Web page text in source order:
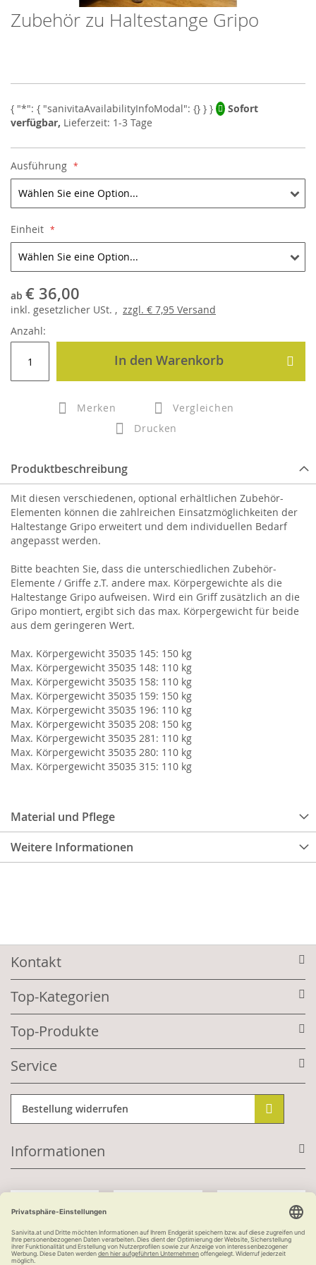
Skip
to
the
images
gallery
Zubehör zu Haltestange Gripo
Sofort
verfügbar, Lieferzeit: 1-3 Tage
Ausführung
Einheit
ab € 36,00
inkl. gesetzlicher USt. , zzgl. € 7,95 Versand
Anzahl:
In den Warenkorb
Merken
Vergleichen
Drucken
Produktbeschreibung
Material und Pflege
Weitere Informationen
Mit diesen ver­schiedenen, optional erhältlichen Zubehör-
Elementen können die zahlreichen Einsatzmöglichkeiten der
Haltestange Gripo erweitert und dem individuellen Bedarf
angepasst werden.
Bitte beachten Sie, dass die unterschiedlichen Zubehör-
Elemente / Griffe z.T. andere max. Körpergewichte als die
Haltestange Gripo aufweisen. Wird ein Griff zusätzlich an die
Gripo montiert, ergibt sich das max. Körpergewicht für beide
aus dem geringeren Wert.
Max. Körpergewicht 35035 145: 150 kg
Max. Körpergewicht 35035 148: 110 kg
Max. Körpergewicht 35035 158: 110 kg
Max. Körpergewicht 35035 159: 150 kg
Max. Körpergewicht 35035 196: 110 kg
Max. Körpergewicht 35035 208: 150 kg
Max. Körpergewicht 35035 281: 110 kg
Max. Körpergewicht 35035 280: 110 kg
Max. Körpergewicht 35035 315: 110 kg
Kontakt
Top-Kategorien
Top-Produkte
Service
Bestellung widerrufen
Informationen